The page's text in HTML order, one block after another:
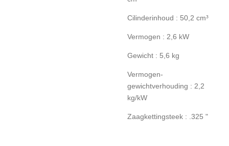
Cilinderinhoud : 50,2 cm³
Vermogen : 2,6 kW
Gewicht : 5,6 kg
Vermogen-
gewichtverhouding : 2,2
kg/kW
Zaagkettingsteek : .325 "